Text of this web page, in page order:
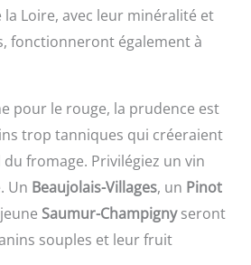
la Loire, avec leur minéralité et
fonctionneront également à
pour le rouge, la prudence est
trop tanniques qui créeraient
fromage. Privilégiez un vin
Un Beaujolais-Villages, un Pinot
Saumur-Champignyseront
souples et leur fruit